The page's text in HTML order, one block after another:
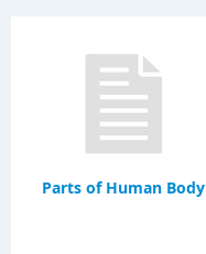
Parts of Human Body